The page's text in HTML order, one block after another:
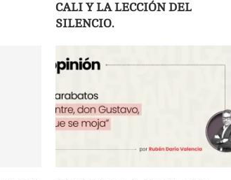
CALI Y LA LECCIÓN DEL
SILENCIO.